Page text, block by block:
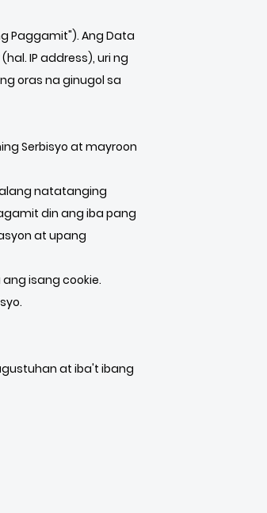
Paggamit"). Ang Data
IP address), uri ng
oras na ginugol sa
Serbisyo at mayroon
natatanging
din ang iba pang
at upang
isang cookie.
at iba't ibang